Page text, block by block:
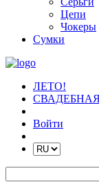
Цепи
Чокеры
Сумки
ЛЕТО!
Войти